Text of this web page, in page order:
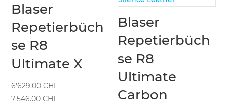
Blaser
Repetierbüch
se R8
Ultimate X
6'629.00CHF –
7'546.00CHFPreisspanne:
Blaser
Repetierbüch
se R8
Ultimate
Carbon